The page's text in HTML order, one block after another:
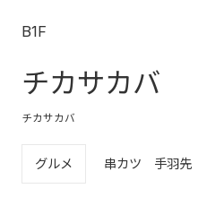
B1F
チカサカバ
チカサカバ
グルメ 串カツ 手羽先